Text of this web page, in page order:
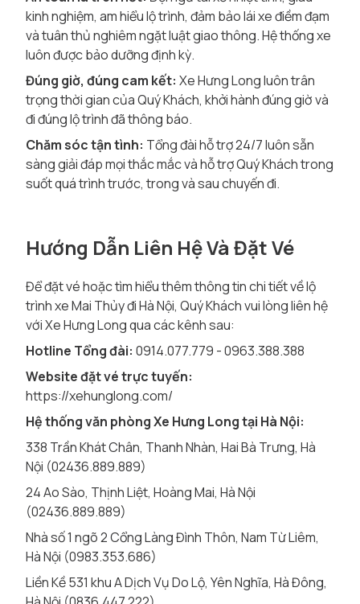
kinh nghiệm, am hiểu lộ trình, đảm bảo lái xe điềm đạm
và tuân thủ nghiêm ngặt luật giao thông. Hệ thống xe
luôn được bảo dưỡng định kỳ.
Đúng giờ, đúng cam kết: Xe Hưng Long luôn trân
trọng thời gian của Quý Khách, khởi hành đúng giờ và
đi đúng lộ trình đã thông báo.
Chăm sóc tận tình: Tổng đài hỗ trợ 24/7 luôn sẵn
sàng giải đáp mọi thắc mắc và hỗ trợ Quý Khách trong
suốt quá trình trước, trong và sau chuyến đi.
Hướng Dẫn Liên Hệ Và Đặt Vé
Để đặt vé hoặc tìm hiểu thêm thông tin chi tiết về lộ
trình xe Mai Thủy đi Hà Nội, Quý Khách vui lòng liên hệ
với Xe Hưng Long qua các kênh sau:
Hotline Tổng đài: 0914.077.779 - 0963.388.388
Website đặt vé trực tuyến:
https://xehunglong.com/
Hệ thống văn phòng Xe Hưng Long tại Hà Nội:
338 Trần Khát Chân, Thanh Nhàn, Hai Bà Trưng, Hà
Nội (02436.889.889)
24 Ao Sào, Thịnh Liệt, Hoàng Mai, Hà Nội
(02436.889.889)
Nhà số 1 ngõ 2 Cổng Làng Đình Thôn, Nam Từ Liêm,
Hà Nội (0983.353.686)
Liền Kề 531 khu A Dịch Vụ Do Lộ, Yên Nghĩa, Hà Đông,